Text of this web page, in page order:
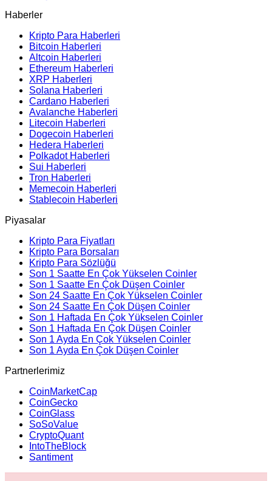
Haberler
Kripto Para Haberleri
Bitcoin Haberleri
Altcoin Haberleri
Ethereum Haberleri
XRP Haberleri
Solana Haberleri
Cardano Haberleri
Avalanche Haberleri
Litecoin Haberleri
Dogecoin Haberleri
Hedera Haberleri
Polkadot Haberleri
Sui Haberleri
Tron Haberleri
Memecoin Haberleri
Stablecoin Haberleri
Piyasalar
Kripto Para Fiyatları
Kripto Para Borsaları
Kripto Para Sözlüğü
Son 1 Saatte En Çok Yükselen Coinler
Son 1 Saatte En Çok Düşen Coinler
Son 24 Saatte En Çok Yükselen Coinler
Son 24 Saatte En Çok Düşen Coinler
Son 1 Haftada En Çok Yükselen Coinler
Son 1 Haftada En Çok Düşen Coinler
Son 1 Ayda En Çok Yükselen Coinler
Son 1 Ayda En Çok Düşen Coinler
Partnerlerimiz
CoinMarketCap
CoinGecko
CoinGlass
SoSoValue
CryptoQuant
IntoTheBlock
Santiment